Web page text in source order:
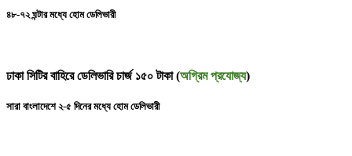
৪৮-৭২ ঘন্টার মধ্যে হোম ডেলিভারী
ঢাকা সিটির বাহিরে ডেলিভারি চার্জ ১৫০ টাকা (অগ্রিম প্রযোজ্য)
সারা বাংলাদেশে ২-৫ দিনের মধ্যে হোম ডেলিভারী